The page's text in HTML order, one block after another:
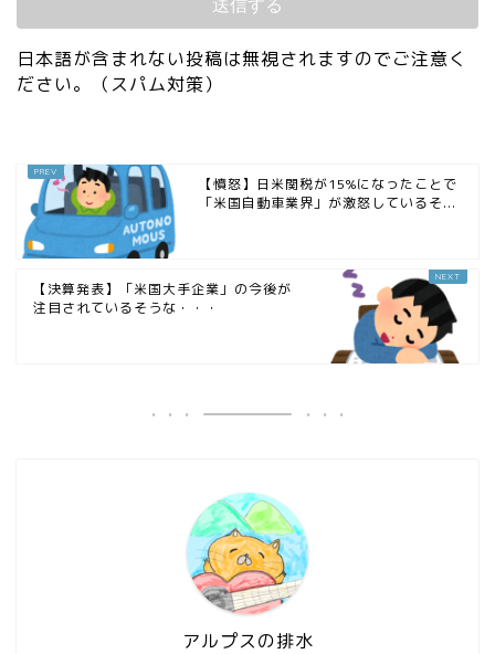
日本語が含まれない投稿は無視されますのでご注意く
ださい。（スパム対策）
【憤怒】日米関税が15%になったことで
「米国自動車業界」が激怒しているそ...
【決算発表】「米国大手企業」の今後が
注目されているそうな・・・
アルプスの排水